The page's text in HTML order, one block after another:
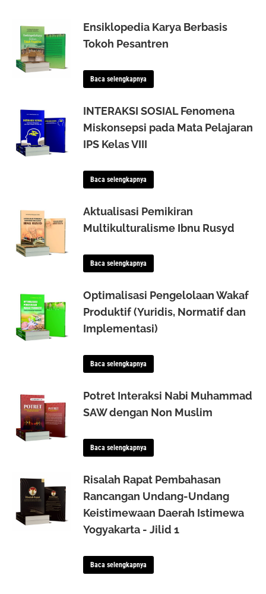
Ensiklopedia Karya Berbasis
Tokoh Pesantren
Baca selengkapnya
INTERAKSI SOSIAL Fenomena
Miskonsepsi pada Mata Pelajaran
IPS Kelas VIII
Baca selengkapnya
Aktualisasi Pemikiran
Multikulturalisme Ibnu Rusyd
Baca selengkapnya
Optimalisasi Pengelolaan Wakaf
Produktif (Yuridis, Normatif dan
Implementasi)
Baca selengkapnya
Potret Interaksi Nabi Muhammad
SAW dengan Non Muslim
Baca selengkapnya
Risalah Rapat Pembahasan
Rancangan Undang-Undang
Keistimewaan Daerah Istimewa
Yogyakarta - Jilid 1
Baca selengkapnya